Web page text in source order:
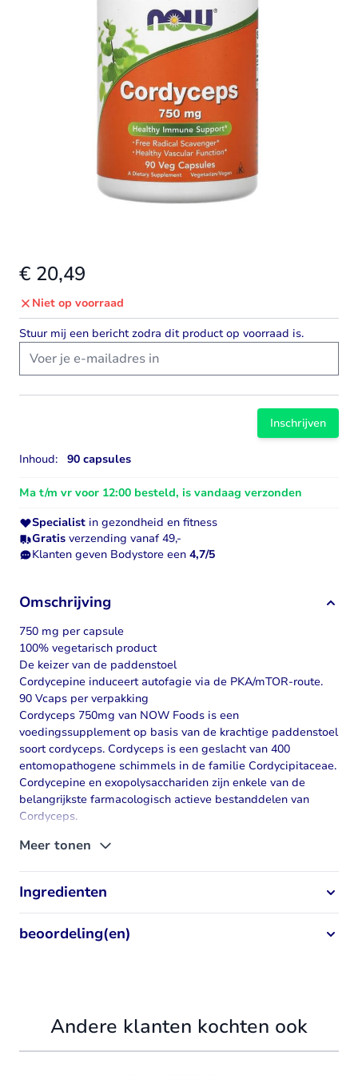
€ 20,49
Niet op voorraad
Stuur mij een bericht zodra dit product op voorraad is.
Inschrijven
Inhoud: 90 capsules
Ma t/m vr voor 12:00 besteld, is vandaag verzonden
Specialist in gezondheid en fitness
Gratis verzending vanaf 49,-
Klanten geven Bodystore een 4,7/5
Omschrijving
750 mg per capsule
100% vegetarisch product
De keizer van de paddenstoel
Cordycepine induceert autofagie via de PKA/mTOR-route.
90 Vcaps per verpakking
Cordyceps 750mg van NOW Foods is een
voedingssupplement op basis van de krachtige paddenstoel
soortcordyceps. Cordyceps is een geslacht van 400
entomopathogene schimmels in de familie Cordycipitaceae.
Cordycepine en exopolysacchariden zijn enkele van de
belangrijkste farmacologisch actieve bestanddelen van
Cordyceps.
Cordyceps 750mg NOW
eigenschappen
Cordyceps heeft talrijke bioactieve verbindingen, waaronder
polysacchariden en nucleosiden, die zijn onderzocht
vanwege hun brede scala aan biologische activiteiten.
Meer tonen
Ingredienten
beoordeling(en)
Andere klanten kochten ook